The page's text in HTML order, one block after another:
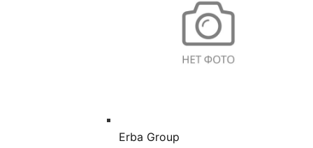
Erba Group